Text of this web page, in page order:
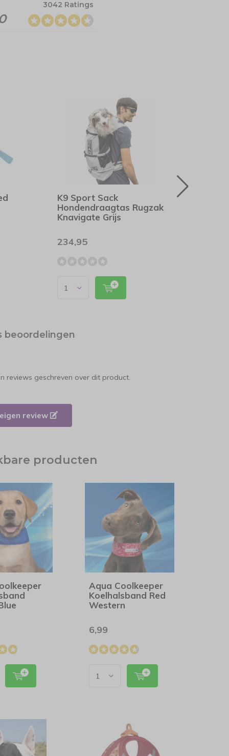
3042 Ratings
K9 Sport Sack
Hondendraagtas Rugzak
Knavigate Grijs
234,95
beoordelingen
reviews geschreven over dit product.
review
producten
Aqua Coolkeeper
Koelhalsband Red
Western
6,99